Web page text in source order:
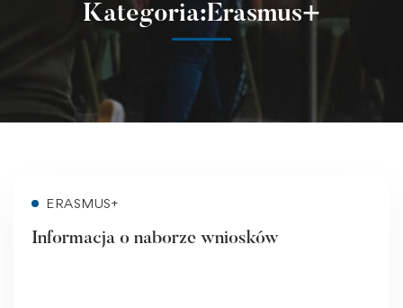
Kategoria:Erasmus+
ERASMUS+
Informacja o naborze wniosków